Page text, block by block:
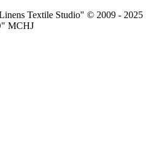
Textile Studio" © 2009 - 2025
MCHJ